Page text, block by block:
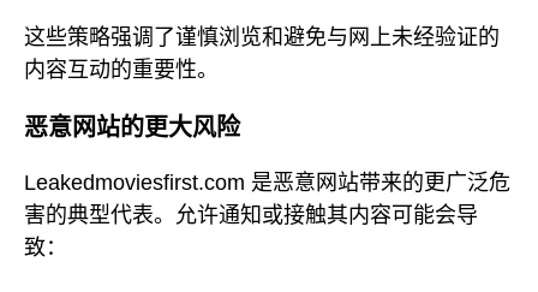
这些策略强调了谨慎浏览和避免与网上未经验证的
内容互动的重要性。
恶意网站的更大风险
Leakedmoviesfirst.com 是恶意网站带来的更广泛危
害的典型代表。允许通知或接触其内容可能会导
致：